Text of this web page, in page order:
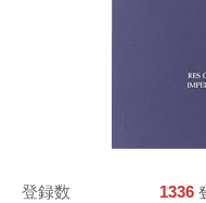
登録数 1336